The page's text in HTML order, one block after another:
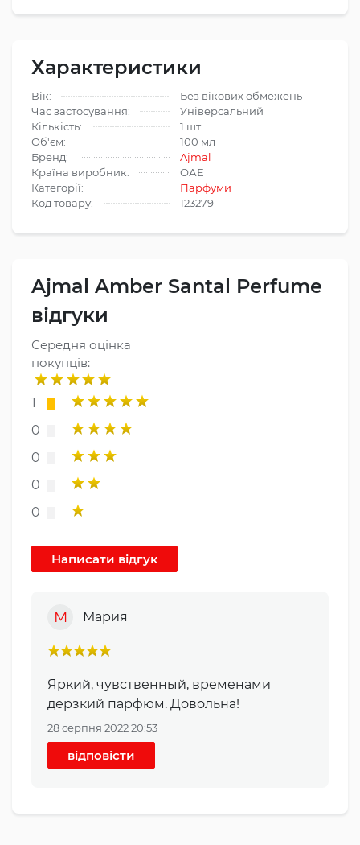
Характеристики
Вік:
Без вікових обмежень
Час застосування:
Універсальний
Кількість:
1 шт.
Об'єм:
100 мл
Бренд:
Ajmal
Країна виробник:
ОАЕ
Категорії:
Парфуми
Код товару:
123279
Ajmal Amber Santal Perfume
відгуки
Середня оцінка
покупців:
1
0
0
0
0
М Мария
Яркий, чувственный, временами
дерзкий парфюм. Довольна!
28 серпня 2022 20:53
відповісти